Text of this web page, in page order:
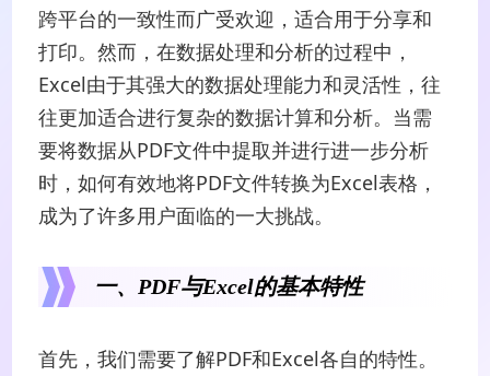
跨平台的一致性而广受欢迎，适合用于分享和
打印。然而，在数据处理和分析的过程中，
Excel由于其强大的数据处理能力和灵活性，往
往更加适合进行复杂的数据计算和分析。当需
要将数据从PDF文件中提取并进行进一步分析
时，如何有效地将PDF文件转换为Excel表格，
成为了许多用户面临的一大挑战。
一、PDF与Excel的基本特性
首先，我们需要了解PDF和Excel各自的特性。